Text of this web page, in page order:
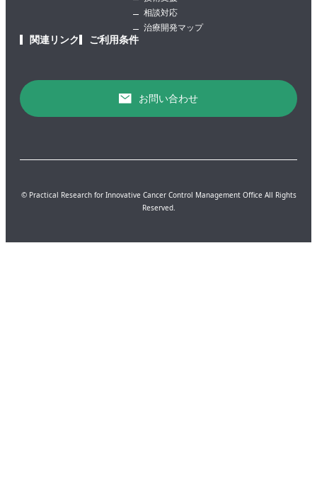
相談対応
治療開発マップ
関連リンク ご利用条件
お問い合わせ
© Practical Research for Innovative Cancer Control Management Office All Rights
Reserved.